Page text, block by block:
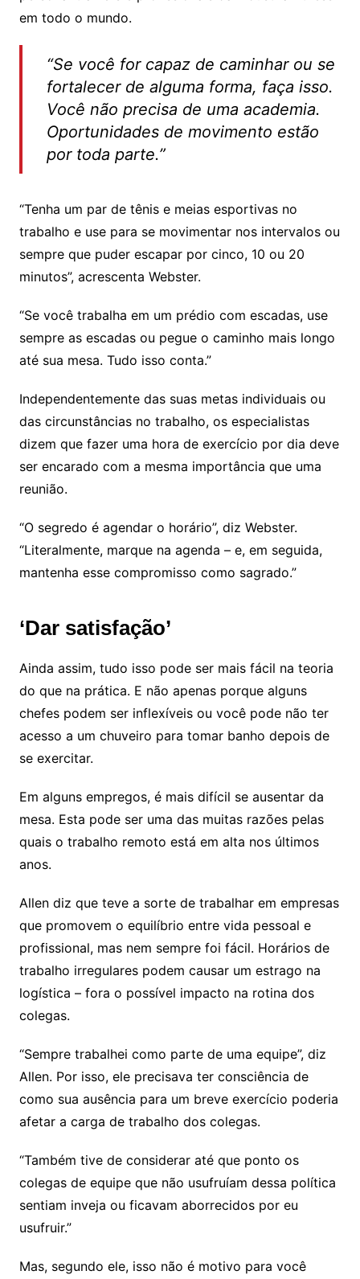
em todo o mundo.
“Se você for capaz de caminhar ou se
fortalecer de alguma forma, faça isso.
Você não precisa de uma academia.
Oportunidades de movimento estão
por toda parte.”
“Tenha um par de tênis e meias esportivas no
trabalho e use para se movimentar nos intervalos ou
sempre que puder escapar por cinco, 10 ou 20
minutos”, acrescenta Webster.
“Se você trabalha em um prédio com escadas, use
sempre as escadas ou pegue o caminho mais longo
até sua mesa. Tudo isso conta.”
Independentemente das suas metas individuais ou
das circunstâncias no trabalho, os especialistas
dizem que fazer uma hora de exercício por dia deve
ser encarado com a mesma importância que uma
reunião.
“O segredo é agendar o horário”, diz Webster.
“Literalmente, marque na agenda – e, em seguida,
mantenha esse compromisso como sagrado.”
‘Dar satisfação’
Ainda assim, tudo isso pode ser mais fácil na teoria
do que na prática. E não apenas porque alguns
chefes podem ser inflexíveis ou você pode não ter
acesso a um chuveiro para tomar banho depois de
se exercitar.
Em alguns empregos, é mais difícil se ausentar da
mesa. Esta pode ser uma das muitas razões pelas
quais o trabalho remoto está em alta nos últimos
anos.
Allen diz que teve a sorte de trabalhar em empresas
que promovem o equilíbrio entre vida pessoal e
profissional, mas nem sempre foi fácil. Horários de
trabalho irregulares podem causar um estrago na
logística – fora o possível impacto na rotina dos
colegas.
“Sempre trabalhei como parte de uma equipe”, diz
Allen. Por isso, ele precisava ter consciência de
como sua ausência para um breve exercício poderia
afetar a carga de trabalho dos colegas.
“Também tive de considerar até que ponto os
colegas de equipe que não usufruíam dessa política
sentiam inveja ou ficavam aborrecidos por eu
usufruir.”
Mas, segundo ele, isso não é motivo para você